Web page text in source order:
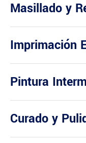
Masillado y
Imprimación
Pintura
Curado y